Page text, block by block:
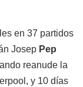
en 37 partidos
Josep Pep
reanude la
y 10 días